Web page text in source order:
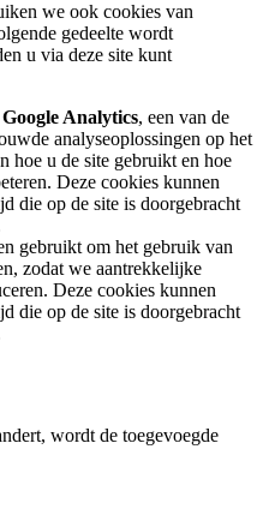
we ook cookies van
gedeelte wordt
u via deze site kunt
Google Analytics, een van de
analyseoplossingen op het
hoe u de site gebruikt en hoe
Deze cookies kunnen
die op de site is doorgebracht
gebruikt om het gebruik van
zodat we aantrekkelijke
Deze cookies kunnen
die op de site is doorgebracht
wordt de toegevoegde